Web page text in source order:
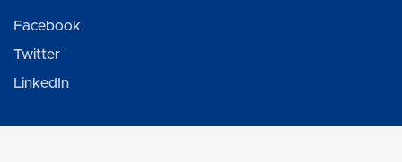
Facebook
Twitter
LinkedIn